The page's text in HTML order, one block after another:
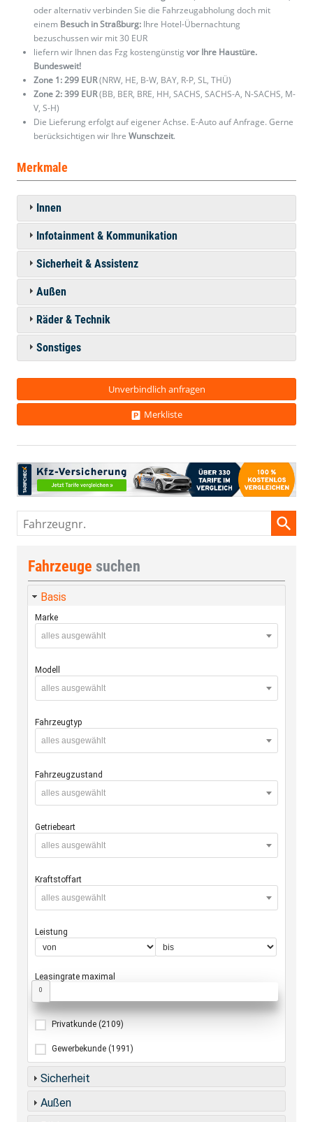
oder alternativ verbinden Sie die Fahrzeugabholung doch mit
einem Besuch in Straßburg: Ihre Hotel-Übernachtung
bezuschussen wir mit 30 EUR
liefern wir Ihnen das Fzg kostengünstig vor Ihre Haustüre.
Bundesweit!
Zone 1: 299 EUR(NRW, HE, B-W, BAY, R-P, SL, THÜ)
Zone 2: 399 EUR(BB, BER, BRE, HH, SACHS, SACHS-A, N-SACHS, M-
V, S-H)
Die Lieferung erfolgt auf eigener Achse. E-Auto auf Anfrage. Gerne
berücksichtigen wir Ihre Wunschzeit.
Merkmale
Innen
Infotainment & Kommunikation
Sicherheit & Assistenz
Außen
Räder & Technik
Sonstiges
Unverbindlich anfragen
Merkliste
Fahrzeugnr.
Fahrzeuge suchen
Basis
Marke
alles ausgewählt
Modell
alles ausgewählt
Fahrzeugtyp
alles ausgewählt
Fahrzeugzustand
alles ausgewählt
Getriebeart
alles ausgewählt
Kraftstoffart
alles ausgewählt
Leistung
Leasingrate maximal
0
Privatkunde (2109)
Gewerbekunde (1991)
Sicherheit
Außen